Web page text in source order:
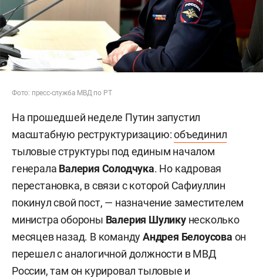
Фото: пресс-служба МВД по РТ
На прошедшей неделе Путин запустил
масштабную реструктуризацию:объединил
тыловые структуры под единым началом
генерала Валерия Солодчука. Но кадровая
перестановка, в связи с которой Сафиуллин
покинул свой пост, — назначение заместителем
министра обороны Валерия Шуликунесколько
месяцев назад. В командуАндрея Белоусова он
перешел с аналогичной должности в МВД
России, там он курировал тыловые и